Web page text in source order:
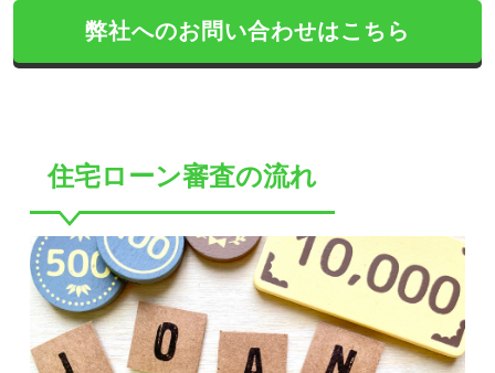
弊社へのお問い合わせはこちら
住宅ローン審査の流れ